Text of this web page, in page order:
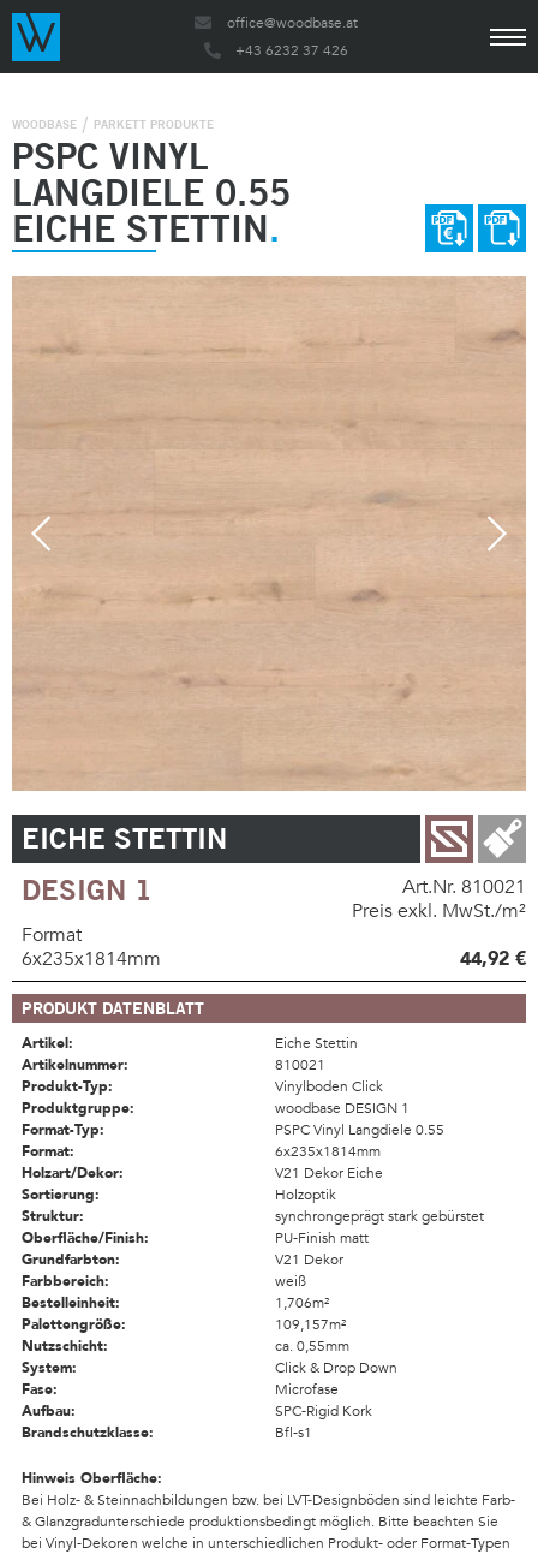
office@woodbase.at
+43 6232 37 426
WOODBASE PARKETT PRODUKTE
PSPC VINYL
LANGDIELE 0.55
EICHE STETTIN
EICHE STETTIN
DESIGN 1
Art.Nr. 810021
Preis exkl. MwSt./m²
Format
6x235x1814mm
44,92 €
PRODUKT DATENBLATT
Artikel:
Eiche Stettin
Artikelnummer:
810021
Produkt-Typ:
Vinylboden Click
Produktgruppe:
woodbase DESIGN 1
Format-Typ:
PSPC Vinyl Langdiele 0.55
Format:
6x235x1814mm
Holzart/Dekor:
V21 Dekor Eiche
Sortierung:
Holzoptik
Struktur:
synchrongeprägt stark gebürstet
Oberfläche/Finish:
PU-Finish matt
Grundfarbton:
V21 Dekor
Farbbereich:
weiß
Bestelleinheit:
1,706m²
Palettengröße:
109,157m²
Nutzschicht:
ca. 0,55mm
System:
Click & Drop Down
Fase:
Microfase
Aufbau:
SPC-Rigid Kork
Brandschutzklasse:
Bfl-s1
Hinweis Oberfläche:
Bei Holz- & Steinnachbildungen bzw. bei LVT-Designböden sind leichte Farb-
& Glanzgradunterschiede produktionsbedingt möglich. Bitte beachten Sie
bei Vinyl-Dekoren welche in unterschiedlichen Produkt- oder Format-Typen